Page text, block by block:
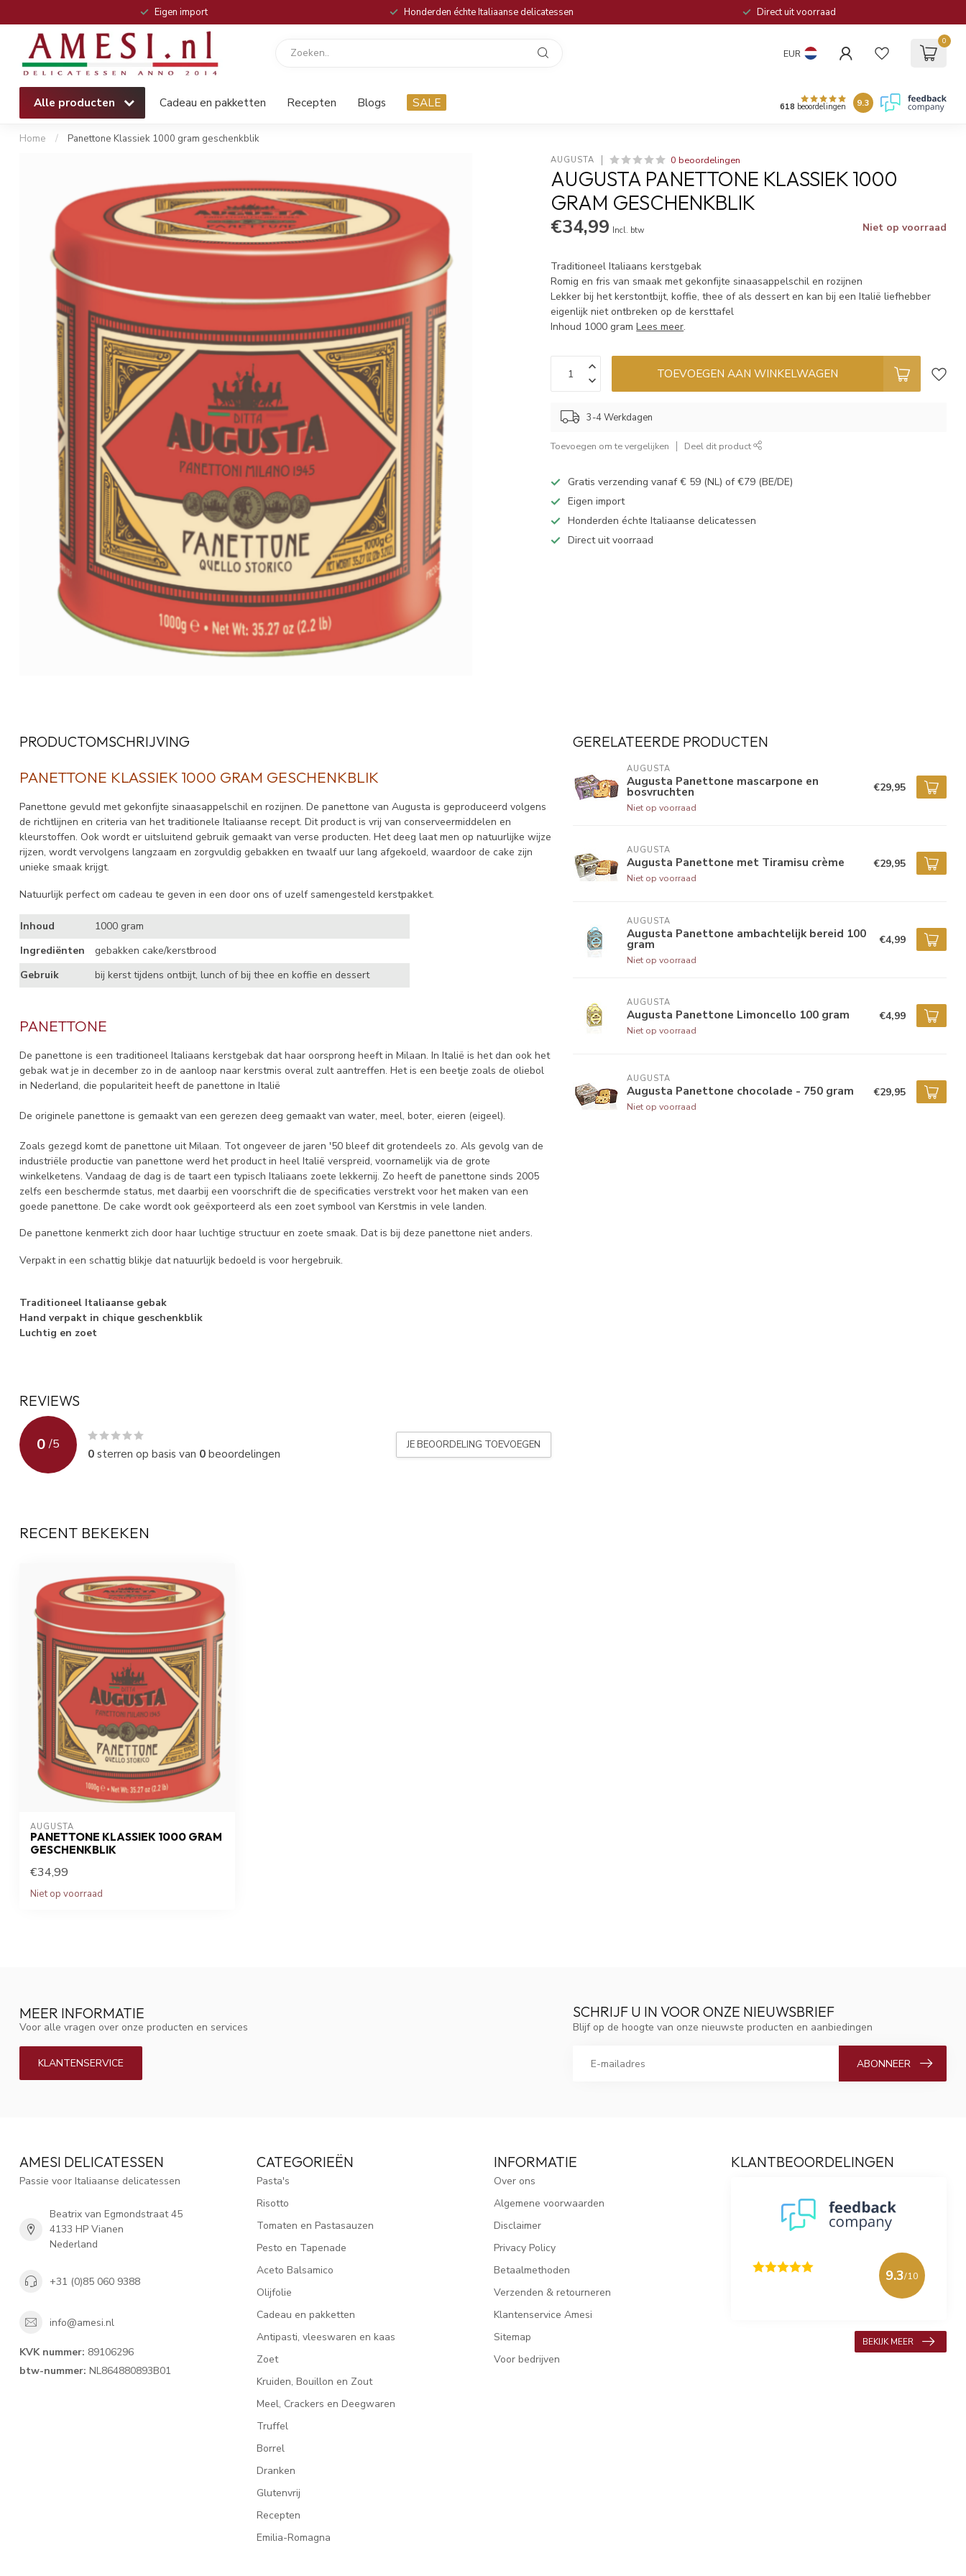
Eigen import Honderden échte Italiaanse delicatessen Direct uit voorraad
EUR
0
Alle producten Cadeau en pakketten Recepten Blogs SALE 618 beoordelingen 9.3
Home / Panettone Klassiek 1000 gram geschenkblik
AUGUSTA 0 beoordelingen
AUGUSTA PANETTONE KLASSIEK 1000
GRAM GESCHENKBLIK
€34,99 Incl. btw Niet op voorraad
Traditioneel Italiaans kerstgebak
Romig en fris van smaak met gekonfijte sinaasappelschil en rozijnen
Lekker bij het kerstontbijt, koffie, thee of als dessert en kan bij een Italië liefhebber
eigenlijk niet ontbreken op de kersttafel
Inhoud 1000 gramLees meer.
TOEVOEGEN AAN WINKELWAGEN
3-4 Werkdagen
Toevoegen om te vergelijken Deel dit product
Gratis verzending vanaf € 59 (NL) of €79 (BE/DE)
Eigen import
Honderden échte Italiaanse delicatessen
Direct uit voorraad
PRODUCTOMSCHRIJVING
PANETTONE KLASSIEK 1000 GRAM GESCHENKBLIK
Panettone gevuld met gekonfijte sinaasappelschil en rozijnen. De panettone van Augusta is geproduceerd volgens
de richtlijnen en criteria van het traditionele Italiaanse recept. Dit product is vrij van conserveermiddelen en
kleurstoffen. Ook wordt er uitsluitend gebruik gemaakt van verse producten. Het deeg laat men op natuurlijke wijze
rijzen, wordt vervolgens langzaam en zorgvuldig gebakken en twaalf uur lang afgekoeld, waardoor de cake zijn
unieke smaak krijgt.
Natuurlijk perfect om cadeau te geven in een door ons of uzelf samengesteld kerstpakket.
Inhoud
1000 gram
Ingrediënten
gebakken cake/kerstbrood
Gebruik
bij kerst tijdens ontbijt, lunch of bij thee en koffie en dessert
PANETTONE
De panettone is een traditioneel Italiaans kerstgebak dat haar oorsprong heeft in Milaan. In Italië is het dan ook het
gebak wat je in december zo in de aanloop naar kerstmis overal zult aantreffen. Het is een beetje zoals de oliebol
in Nederland, die populariteit heeft de panettone in Italië
De originele panettone is gemaakt van een gerezen deeg gemaakt van water, meel, boter, eieren (eigeel).
Zoals gezegd komt de panettone uit Milaan. Tot ongeveer de jaren '50 bleef dit grotendeels zo. Als gevolg van de
industriële productie van panettone werd het product in heel Italië verspreid, voornamelijk via de grote
winkelketens. Vandaag de dag is de taart een typisch Italiaans zoete lekkernij. Zo heeft de panettone sinds 2005
zelfs een beschermde status, met daarbij een voorschrift die de specificaties verstrekt voor het maken van een
goede panettone. De cake wordt ook geëxporteerd als een zoet symbool van Kerstmis in vele landen.
De panettone kenmerkt zich door haar luchtige structuur en zoete smaak. Dat is bij deze panettone niet anders.
Verpakt in een schattig blikje dat natuurlijk bedoeld is voor hergebruik.
Traditioneel Italiaanse gebak
Hand verpakt in chique geschenkblik
Luchtig en zoet
REVIEWS
0 /5
0sterren op basis van 0beoordelingen
JE BEOORDELING TOEVOEGEN
GERELATEERDE PRODUCTEN
AUGUSTA
Augusta Panettone mascarpone en
bosvruchten
Niet op voorraad
€29,95
AUGUSTA
Augusta Panettone met Tiramisu crème
Niet op voorraad
€29,95
AUGUSTA
Augusta Panettone ambachtelijk bereid 100
gram
Niet op voorraad
€4,99
AUGUSTA
Augusta Panettone Limoncello 100 gram
Niet op voorraad
€4,99
AUGUSTA
Augusta Panettone chocolade - 750 gram
Niet op voorraad
€29,95
RECENT BEKEKEN
AUGUSTA
PANETTONE KLASSIEK 1000 GRAM
GESCHENKBLIK
€34,99
Niet op voorraad
MEER INFORMATIE
Voor alle vragen over onze producten en services
KLANTENSERVICE
SCHRIJF U IN VOOR ONZE NIEUWSBRIEF
Blijf op de hoogte van onze nieuwste producten en aanbiedingen
ABONNEER
AMESI DELICATESSEN
Passie voor Italiaanse delicatessen
Beatrix van Egmondstraat 45
4133 HP Vianen
Nederland
+31 (0)85 060 9388
info@amesi.nl
KVK nummer: 89106296
btw-nummer: NL864880893B01
CATEGORIEËN
Pasta's
Risotto
Tomaten en Pastasauzen
Pesto en Tapenade
Aceto Balsamico
Olijfolie
Cadeau en pakketten
Antipasti, vleeswaren en kaas
Zoet
Kruiden, Bouillon en Zout
Meel, Crackers en Deegwaren
Truffel
Borrel
Dranken
Glutenvrij
Recepten
Emilia-Romagna
INFORMATIE
Over ons
Algemene voorwaarden
Disclaimer
Privacy Policy
Betaalmethoden
Verzenden & retourneren
Klantenservice Amesi
Sitemap
Voor bedrijven
KLANTBEOORDELINGEN
9.3/10
BEKIJK MEER